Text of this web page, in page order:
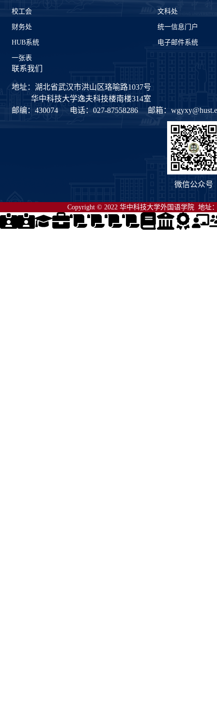
校工会 文科处
财务处 统一信息门户
HUB系统 电子邮件系统
一张表
联系我们
地址：湖北省武汉市洪山区珞喻路1037号
华中科技大学逸夫科技楼南楼314室
邮编：430074
电话：027-87558286 邮箱：
微信公众号
Copyright © 2022 华中科技大学外国语学院 地址